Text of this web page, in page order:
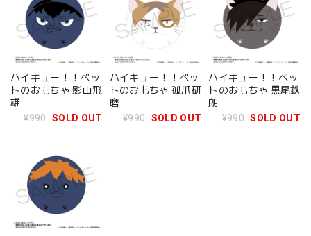
ハイキュー！！ペッ
トのおもちゃ 影山飛
雄
¥990
SOLD OUT
ハイキュー！！ペッ
トのおもちゃ 孤爪研
磨
¥990
SOLD OUT
ハイキュー！！ペッ
トのおもちゃ 黒尾鉄
朗
¥990 SOLD OUT